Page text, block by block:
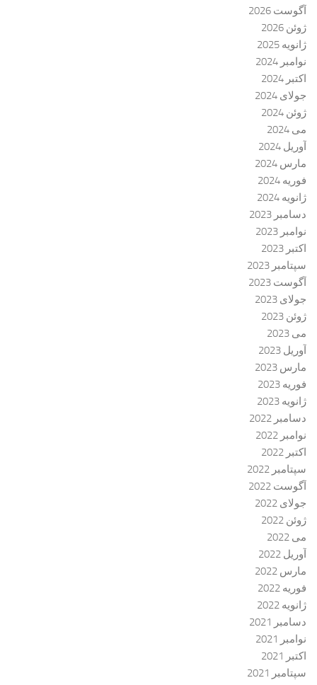
آگوست 2026
ژوئن 2026
ژانویه 2025
نوامبر 2024
اکتبر 2024
جولای 2024
ژوئن 2024
می 2024
آوریل 2024
مارس 2024
فوریه 2024
ژانویه 2024
دسامبر 2023
نوامبر 2023
اکتبر 2023
سپتامبر 2023
آگوست 2023
جولای 2023
ژوئن 2023
می 2023
آوریل 2023
مارس 2023
فوریه 2023
ژانویه 2023
دسامبر 2022
نوامبر 2022
اکتبر 2022
سپتامبر 2022
آگوست 2022
جولای 2022
ژوئن 2022
می 2022
آوریل 2022
مارس 2022
فوریه 2022
ژانویه 2022
دسامبر 2021
نوامبر 2021
اکتبر 2021
سپتامبر 2021